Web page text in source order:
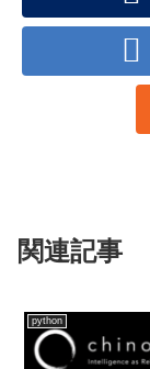
関連記事
python